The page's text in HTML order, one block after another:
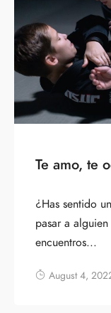
Te amo, te
¿Has sentido
pasar a
encuentros...
August 4,